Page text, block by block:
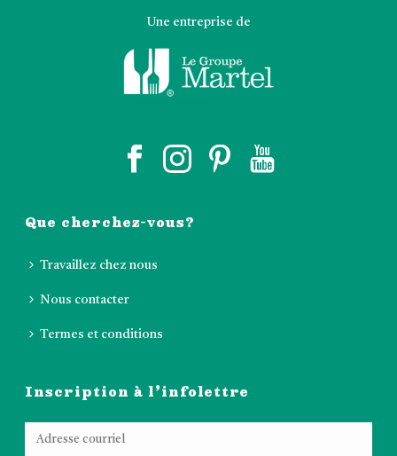
Une entreprise de
Que cherchez-vous?
Travaillez chez nous
Nous contacter
Termes et conditions
Inscription à l’infolettre